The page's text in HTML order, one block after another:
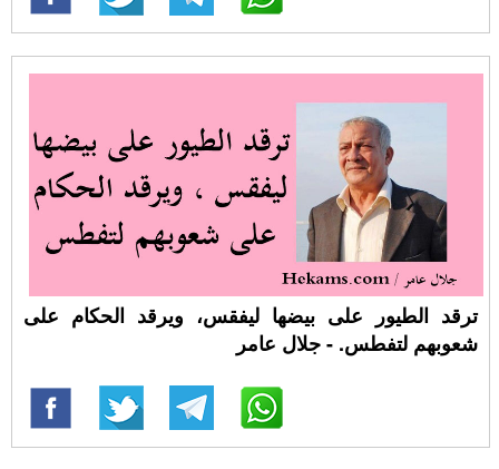
ترقد الطيور على بيضها ليفقس، ويرقد الحكام على
شعوبهم لتفطس. - جلال عامر